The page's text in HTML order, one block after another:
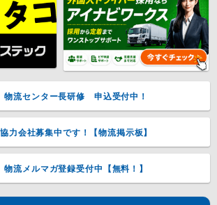
物流センター長研修 申込受付中！
協力会社募集中です！【物流掲示板】
物流メルマガ登録受付中【無料！】